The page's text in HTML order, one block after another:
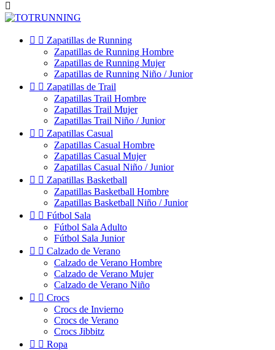

  Zapatillas de Running
Zapatillas de Running Hombre
Zapatillas de Running Mujer
Zapatillas de Running Niño / Junior
  Zapatillas de Trail
Zapatillas Trail Hombre
Zapatillas Trail Mujer
Zapatillas Trail Niño / Junior
  Zapatillas Casual
Zapatillas Casual Hombre
Zapatillas Casual Mujer
Zapatillas Casual Niño / Junior
  Zapatillas Basketball
Zapatillas Basketball Hombre
Zapatillas Basketball Niño / Junior
  Fútbol Sala
Fútbol Sala Adulto
Fútbol Sala Junior
  Calzado de Verano
Calzado de Verano Hombre
Calzado de Verano Mujer
Calzado de Verano Niño
  Crocs
Crocs de Invierno
Crocs de Verano
Crocs Jibbitz
  Ropa